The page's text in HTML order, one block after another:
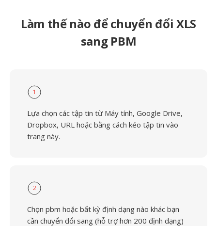
Làm thế nào để chuyển đổi XLS
sang PBM
1
Lựa chọn các tập tin từ Máy tính, Google Drive,
Dropbox, URL hoặc bằng cách kéo tập tin vào
trang này.
2
Chọn pbm hoặc bất kỳ định dạng nào khác bạn
cần chuyển đổi sang (hỗ trợ hơn 200 định dạng)